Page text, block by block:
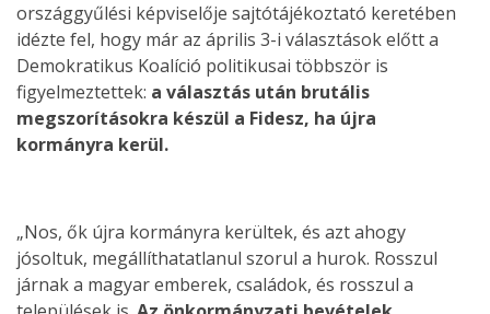
országgyűlési képviselője sajtótájékoztató keretében
idézte fel, hogy már az április 3-i választások előtt a
Demokratikus Koalíció politikusai többször is
figyelmeztettek: a választás után brutális
megszorításokra készül a Fidesz, ha újra
kormányra kerül.
„Nos, ők újra kormányra kerültek, és azt ahogy
jósoltuk, megállíthatatlanul szorul a hurok. Rosszul
járnak a magyar emberek, családok, és rosszul a